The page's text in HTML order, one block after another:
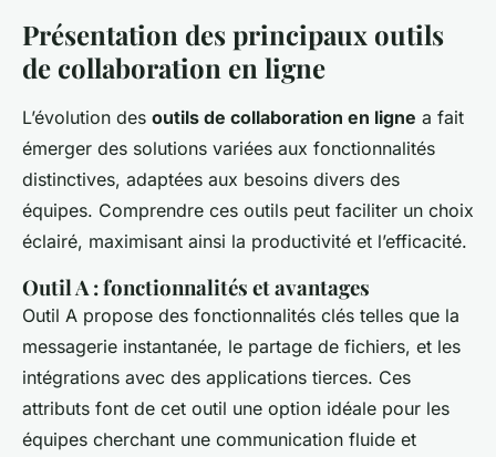
Présentation des principaux outils
de collaboration en ligne
L’évolution des outils de collaboration en ligne a fait
émerger des solutions variées aux fonctionnalités
distinctives, adaptées aux besoins divers des
équipes. Comprendre ces outils peut faciliter un choix
éclairé, maximisant ainsi la productivité et l’efficacité.
Outil A : fonctionnalités et avantages
Outil A propose des fonctionnalités clés telles que la
messagerie instantanée, le partage de fichiers, et les
intégrations avec des applications tierces. Ces
attributs font de cet outil une option idéale pour les
équipes cherchant une communication fluide et